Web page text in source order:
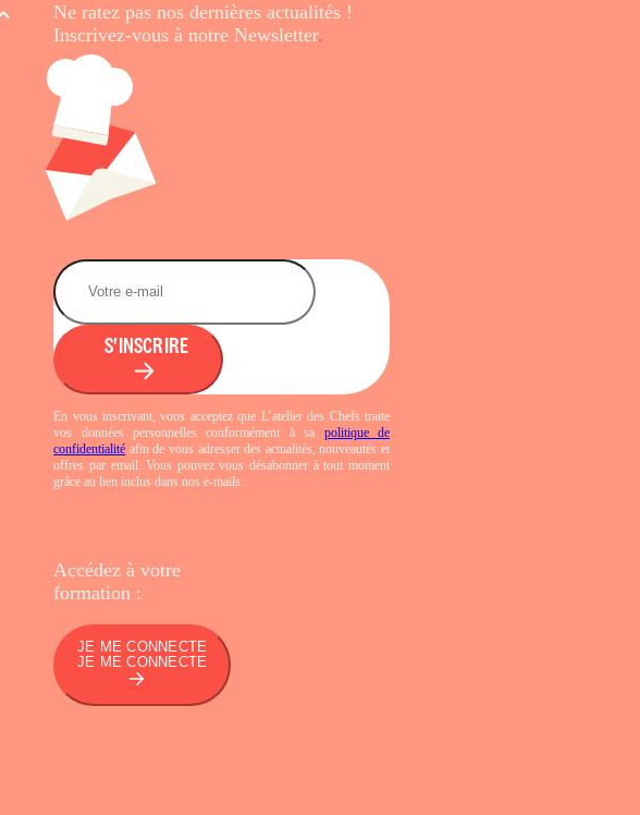
Ne ratez pas nos dernièresactualités !
Inscrivez-vous à notre Newsletter.
S'INSCRIRE
En vous inscrivant, vous acceptez que L’atelier des Chefs traite
vos données personnelles conformément à sa politique de
confidentialité afin de vous adresser des actualités, nouveautés et
offres par email. Vous pouvez vous désabonner à tout moment
grâce au lien inclus dans nos e-mails.
Accédez à votre
formation :
JE ME CONNECTE
JE ME CONNECTE